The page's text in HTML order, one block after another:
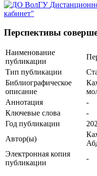
кабинет"
Перспективы
Наименование
публикации
Тип публикации
Библиографическое
описание
Аннотация
-
Ключевые cлова
-
Год публикации
Автор(ы)
Электронная копия
публикации
-